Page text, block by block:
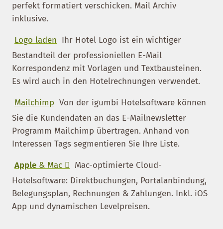
perfekt formatiert verschicken. Mail Archiv
inklusive.
Logo laden Ihr Hotel Logo ist ein wichtiger
Bestandteil der professioniellen E-Mail
Korrespondenz mit Vorlagen und Textbausteinen.
Es wird auch in den Hotelrechnungen verwendet.
Mailchimp Von der igumbi Hotelsoftware können
Sie die Kundendaten an das E-Mailnewsletter
Programm Mailchimp übertragen. Anhand von
Interessen Tags segmentieren Sie Ihre Liste.
Apple & Mac  Mac-optimierte Cloud-
Hotelsoftware: Direktbuchungen, Portalanbindung,
Belegungsplan, Rechnungen & Zahlungen. Inkl. iOS
App und dynamischen Levelpreisen.